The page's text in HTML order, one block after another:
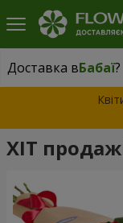
Доставка вБабаї?
Доставка вБабаї
ХІТ